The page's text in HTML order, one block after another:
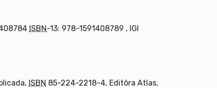
ISBN-13: 978-1591408789 , IGI
ISBN 85-224-2218-4, Editôra Atlas,